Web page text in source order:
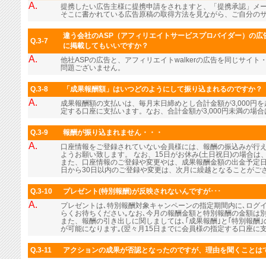
A.
提携したい広告主様に提携申請をされますと、「提携承認」メ
そこに書かれている広告原稿の取得方法を見ながら、ご自分の
Q.3-7
違う会社のASP（アフィリエイトサービスプロバイダー）の
に掲載してもいいですか？
A.
他社ASPの広告と、アフィリエイトwalkerの広告を同じサイト
問題ございません。
Q.3-8 「成果報酬額」はいつどのようにして振り込まれるのですか？
A.
成果報酬額の支払いは、毎月末日締めとし合計金額が3,000円
定する口座に支払います。なお、合計金額が3,000円未満の場
Q.3-9 報酬が振り込まれません・・・
A.
口座情報をご登録されていない会員様には、報酬の振込みが行
ようお願い致します。 なお、15日がお休み(土日祝日)の場合は
また、口座情報のご登録や変更やは、成果報酬金額の出金予定
日から30日以内のご登録や変更は、次月に繰越となることがご
Q.3-10 プレゼント(特別報酬)が反映されないんですが･･･
A.
プレゼントは､特別報酬対象キャンペーンの指定期間内に､ログ
らくお待ちください｡なお､今月の報酬金額と特別報酬の金額は
また、報酬の引き出しに関しましては､｢成果報酬｣と｢特別報酬
が可能になります｡(翌々月15日までに会員様の指定する口座に
Q.3-11 アクションの成果が否認となったのですが、理由を聞くことは